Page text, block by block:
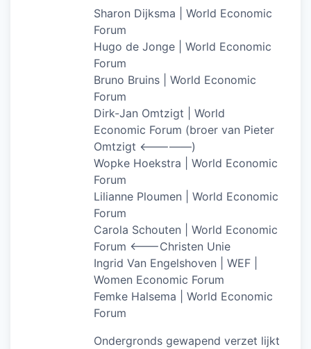
Sharon Dijksma | World Economic
Forum
Hugo de Jonge | World Economic
Forum
Bruno Bruins | World Economic
Forum
Dirk-Jan Omtzigt | World
Economic Forum (broer van Pieter
Omtzigt <—————)
Wopke Hoekstra | World Economic
Forum
Lilianne Ploumen | World Economic
Forum
Carola Schouten | World Economic
Forum <——-Christen Unie
Ingrid Van Engelshoven | WEF |
Women Economic Forum
Femke Halsema | World Economic
Forum
Ondergronds gewapend verzet lijkt